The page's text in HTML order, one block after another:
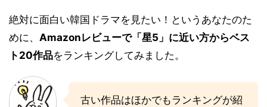
絶対に面白い韓国ドラマを見たい！というあなたのた
めに、 Amazonレビューで「星5」に近い方からベス
ト20作品をランキングしてみました。
古い作品はほかでもランキングが紹